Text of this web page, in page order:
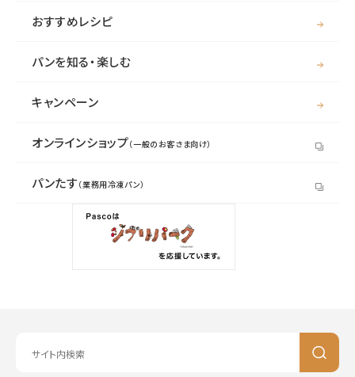
おすすめレシピ
パンを知る・楽しむ
キャンペーン
オンラインショップ（一般のお客さま向け）
パンたす （業務用冷凍パン）